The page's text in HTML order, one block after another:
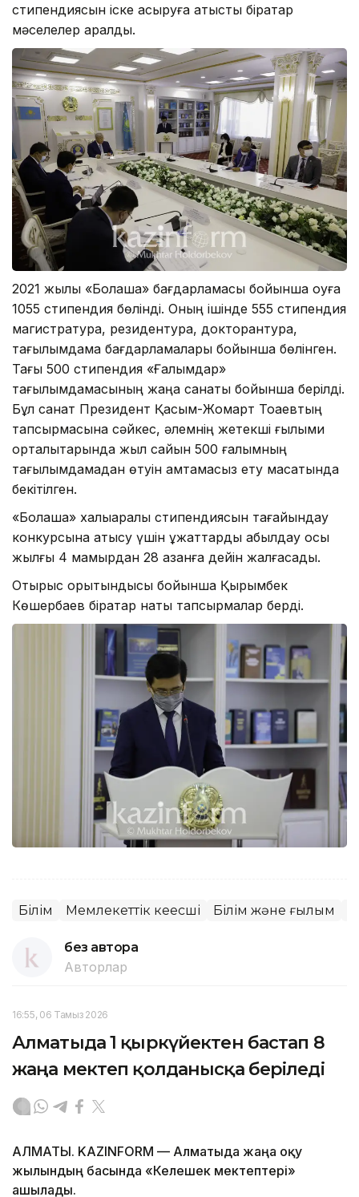
стипендиясын іске асыруға қатысты бірқатар
мәселелер қаралды.
2021 жылы «Болашақ» бағдарламасы бойынша оқуға
1055 стипендия бөлінді. Оның ішінде 555 стипендия
магистратура, резидентура, докторантура,
тағылымдама бағдарламалары бойынша бөлінген.
Тағы 500 стипендия «Ғалымдар»
тағылымдамасының жаңа санаты бойынша берілді.
Бұл санат Президент Қасым-Жомарт Тоқаевтың
тапсырмасына сәйкес, әлемнің жетекші ғылыми
орталықтарында жыл сайын 500 ғалымның
тағылымдамадан өтуін қамтамасыз ету мақсатында
бекітілген.
«Болашақ» халықаралық стипендиясын тағайындау
конкурсына қатысу үшін құжаттарды қабылдау осы
жылғы 4 мамырдан 28 қазанға дейін жалғасады.
Отырыс қорытындысы бойынша Қырымбек
Көшербаев бірқатар нақты тапсырмалар берді.
Білім Мемлекеттік кеңесші Білім және ғылым
без автора
Авторлар
16:55, 06 Тамыз 2026
Алматыда 1 қыркүйектен бастап 8
жаңа мектеп қолданысқа беріледі
АЛМАТЫ. KAZINFORM — Алматыда жаңа оқу
жылындың басында «Келешек мектептері»
ашылады.